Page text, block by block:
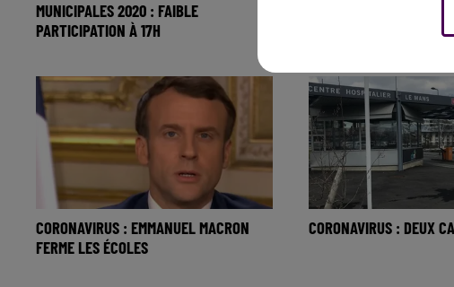
MUNICIPALES 2020 : FAIBLE
PARTICIPATION À 17H
MUNICIPALES 2020 :
TAUX DE PARTICIPATION
CORONAVIRUS : EMMANUEL MACRON
FERME LES ÉCOLES
CORONAVIRUS : DEUX